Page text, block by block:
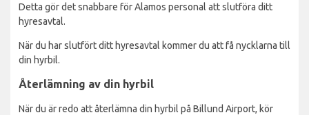
Detta gör det snabbare för Alamos personal att slutföra ditt
hyresavtal.
När du har slutfört ditt hyresavtal kommer du att få nycklarna till
din hyrbil.
Återlämning av din hyrbil
När du är redo att återlämna din hyrbil på Billund Airport, kör